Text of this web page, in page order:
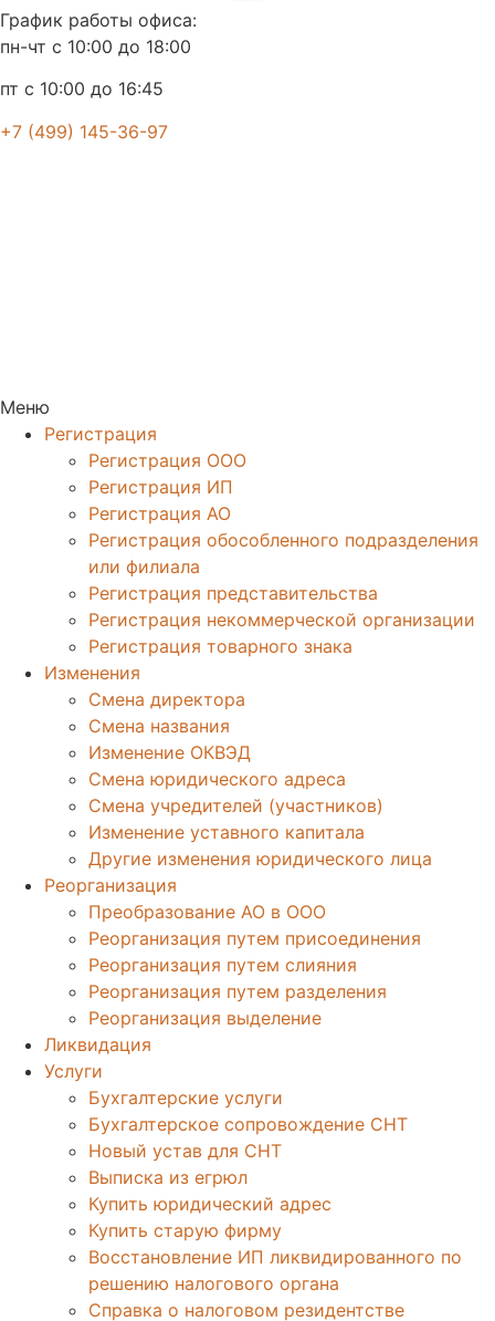
График работы офиса:
пн-чт с 10:00 до 18:00
пт с 10:00 до 16:45
+7 (499) 145-36-97
Меню
Регистрация
Регистрация ООО
Регистрация ИП
Регистрация АО
Регистрация обособленного подразделения
или филиала
Регистрация представительства
Регистрация некоммерческой организации
Регистрация товарного знака
Изменения
Смена директора
Смена названия
Изменение ОКВЭД
Смена юридического адреса
Смена учредителей (участников)
Изменение уставного капитала
Другие изменения юридического лица
Реорганизация
Преобразование АО в ООО
Реорганизация путем присоединения
Реорганизация путем слияния
Реорганизация путем разделения
Реорганизация выделение
Ликвидация
Услуги
Бухгалтерские услуги
Бухгалтерское сопровождение СНТ
Новый устав для СНТ
Выписка из егрюл
Купить юридический адрес
Купить старую фирму
Восстановление ИП ликвидированного по
решению налогового органа
Справка о налоговом резидентстве